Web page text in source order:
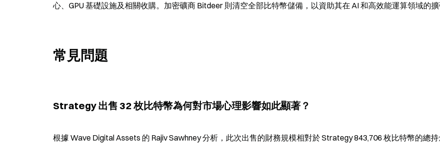
心、GPU 基礎設施及相關收購。加密礦商 Bitdeer 則清空全部比特幣儲備，以資助其在 AI 和高效能運算領域的擴
常見問題
Strategy 出售 32 枚比特幣為何對市場心理影響如此顯著？
根據 Wave Digital Assets 的 Rajiv Sawhney 分析，此次出售的財務規模相對於 Strategy 843,706 枚比特幣的總